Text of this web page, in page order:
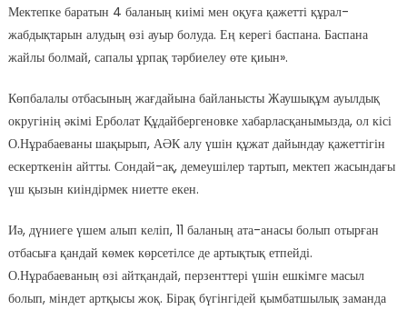
Мектепке баратын 4 баланың киімі мен оқуға қажетті құрал-
жабдықтарын алудың өзі ауыр болуда. Ең керегі баспана. Баспана
жайлы болмай, сапалы ұрпақ тәрбиелеу өте қиын».
Көпбалалы отбасының жағдайына байланысты Жаушықұм ауылдық
округінің әкімі Ерболат Құдайбергеновке хабарласқанымызда, ол кісі
О.Нұрабаеваны шақырып, АӘК алу үшін құжат дайындау қажеттігін
ескерткенін айтты. Сондай-ақ, демеушілер тартып, мектеп жасындағы
үш қызын киіндірмек ниетте екен.
Иә, дүниеге үшем алып келіп, 11 баланың ата-анасы болып отырған
отбасыға қандай көмек көрсетілсе де артықтық етпейді.
О.Нұрабаеваның өзі айтқандай, перзенттері үшін ешкімге масыл
болып, міндет артқысы жоқ. Бірақ бүгінгідей қымбатшылық заманда